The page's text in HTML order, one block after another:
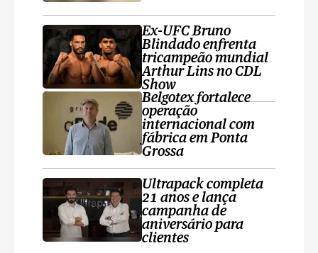
Ex-UFC Bruno
Blindado enfrenta
tricampeão mundial
Arthur Lins no CDL
Show
Belgotex fortalece
operação
internacional com
fábrica em Ponta
Grossa
Ultrapack completa
21 anos e lança
campanha de
aniversário para
clientes